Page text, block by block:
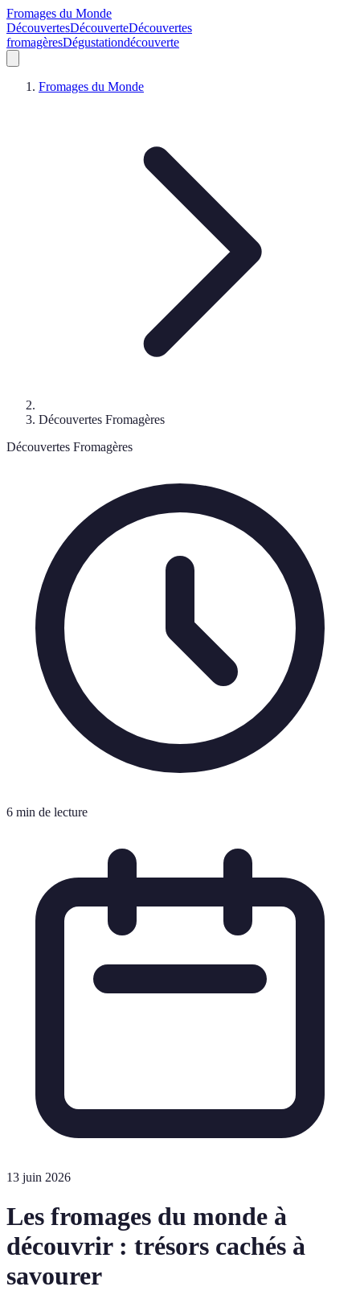
Fromages du Monde
DécouvertesDécouverteDécouvertes
fromagèresDégustationdécouverte
Fromages du Monde
Découvertes Fromagères
Découvertes Fromagères
6 min de lecture
13 juin 2026
Les fromages du monde à
découvrir : trésors cachés à
savourer